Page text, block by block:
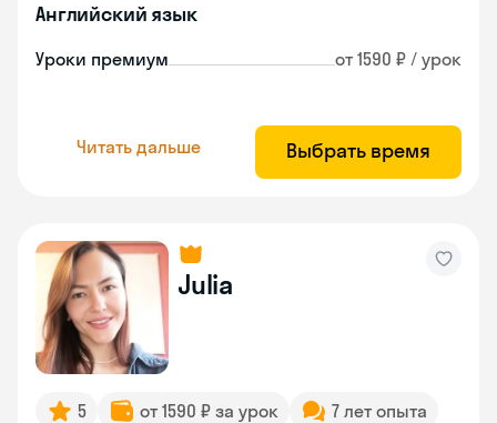
Английский язык
Уроки премиум от 1590 ₽ / урок
Читать дальше Выбрать время
Julia
5 от 1590 ₽ за урок
7 лет опыта